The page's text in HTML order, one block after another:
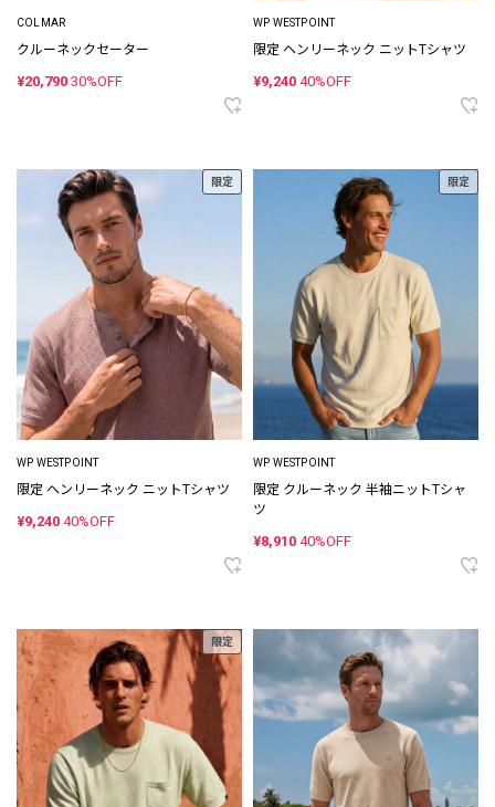
COLMAR
クルーネックセーター
¥20,790 30%OFF
WP WESTPOINT
限定 ヘンリーネック ニットTシャツ
¥9,240 40%OFF
限定
WP WESTPOINT
限定 ヘンリーネック ニットTシャツ
¥9,240 40%OFF
限定
WP WESTPOINT
限定 クルーネック 半袖ニットTシャ
ツ
¥8,910 40%OFF
限定